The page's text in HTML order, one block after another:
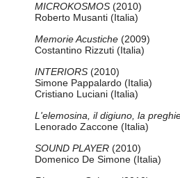
MICROKOSMOS (2010)
Roberto Musanti (Italia)
Memorie Acustiche (2009)
Costantino Rizzuti (Italia)
INTERIORS (2010)
Simone Pappalardo (Italia)
Cristiano Luciani (Italia)
L'elemosina, il digiuno, la
Lenorado Zaccone (Italia)
SOUND PLAYER (2010)
Domenico De Simone (Italia)